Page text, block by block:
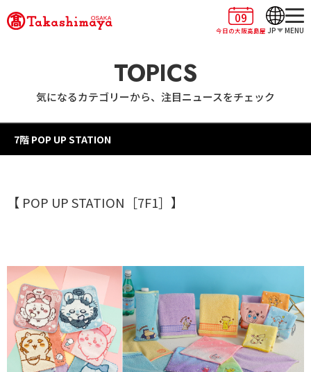
09
今日の大阪高島屋 JP MENU
TOPICS
気になるカテゴリーから、注目ニュースをチェック
7階 POP UP STATION
【 POP UP STATION［7F1］】